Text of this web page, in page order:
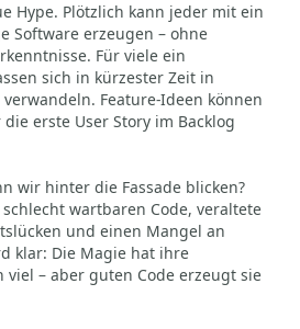
Hype. Plötzlich kann jeder mit ein
Software erzeugen – ohne
Für viele ein
sich in kürzester Zeit in
Feature-Ideen können
erste User Story im Backlog
wir hinter die Fassade blicken?
wartbaren Code, veraltete
und einen Mangel an
klar: Die Magie hat ihre
viel – aber guten Code erzeugt sie